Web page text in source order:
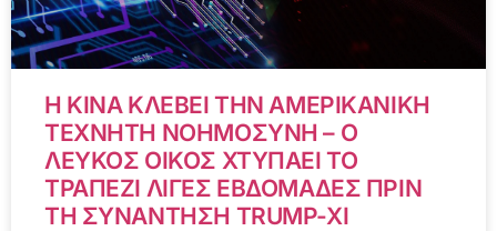
Η ΚΙΝΑ ΚΛΕΒΕΙ ΤΗΝ ΑΜΕΡΙΚΑΝΙΚΗ
ΤΕΧΝΗΤΗ ΝΟΗΜΟΣΥΝΗ – Ο
ΛΕΥΚΟΣ ΟΙΚΟΣ ΧΤΥΠΑΕΙ ΤΟ
ΤΡΑΠΕΖΙ ΛΙΓΕΣ ΕΒΔΟΜΑΔΕΣ ΠΡΙΝ
ΤΗ ΣΥΝΑΝΤΗΣΗ TRUMP-XI